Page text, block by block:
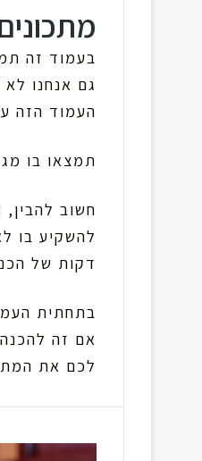
בעמוד זה
גם אנחנו
העמוד הזה
תמצאו בו
דקות של
בתחתית
אם זה
לכם את